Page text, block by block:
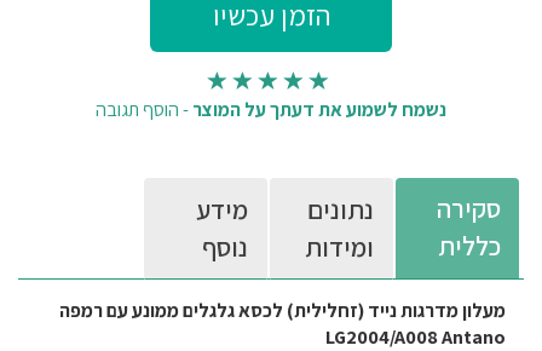
נשמח לשמוע את דעתך על המוצר-הוסף תגובה
סקירה
כללית
נתונים
ומידות
מידע
נוסף
מעלון מדרגות נייד (זחלילית) לכסא גלגלים ממונע עם רמפה
LG2004/A008 Antano